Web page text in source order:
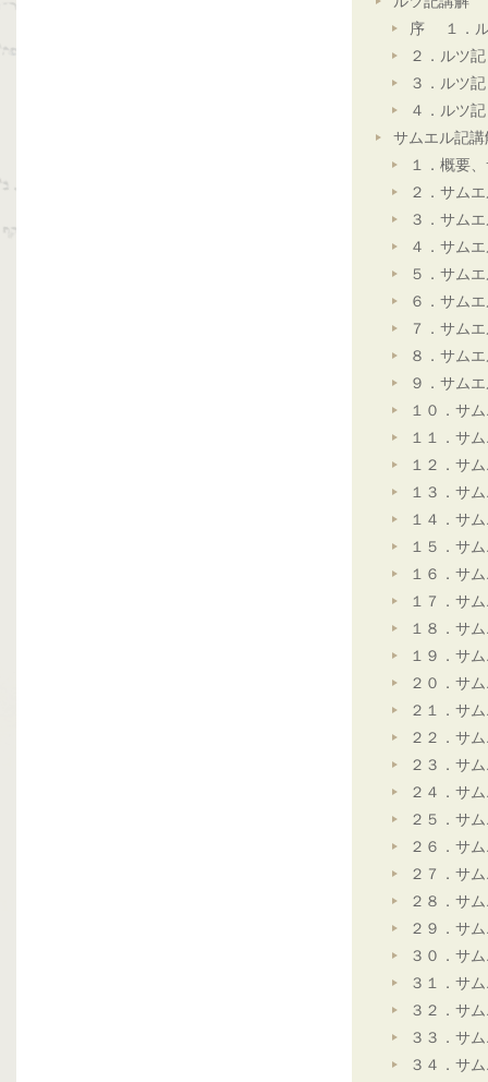
序 １．ル
２．ルツ
３．ルツ
４．ルツ
サムエル記講
１．概要
２．サム
３．サム
４．サム
５．サム
６．サム
７．サム
８．サム
９．サム
１０．サ
１１．サ
１２．サ
１３．サ
１４．サ
１５．サ
１６．サ
１７．サ
１８．サ
１９．サ
２０．サ
２１．サ
２２．サ
２３．サ
２４．サ
２５．サ
２６．サ
２７．サ
２８．サ
２９．サ
３０．サ
３１．サ
３２．サ
３３．サ
３４．サ